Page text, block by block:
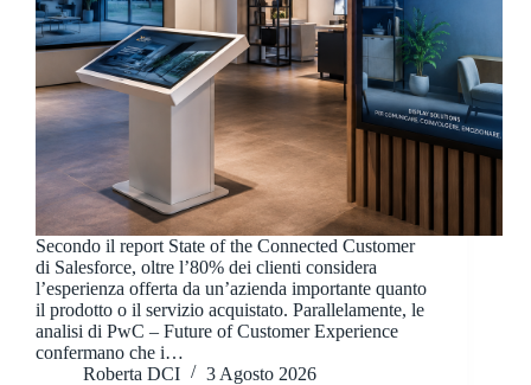
Secondo il report State of the Connected Customer
di Salesforce, oltre l’80% dei clienti considera
l’esperienza offerta da un’azienda importante quanto
il prodotto o il servizio acquistato. Parallelamente, le
analisi di PwC – Future of Customer Experience
confermano che i…
Roberta DCI
3 Agosto 2026